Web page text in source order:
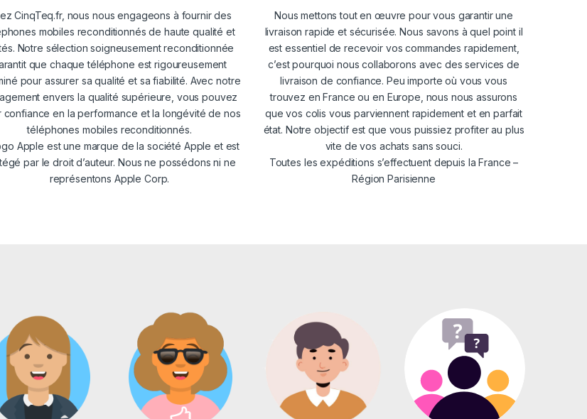
CinqTeq.fr, nous nous engageons à fournir des
mobiles reconditionnés de haute qualité et
Notre sélection soigneusement reconditionnée
que chaque téléphone est rigoureusement
pour assurer sa qualité et sa fiabilité. Avec notre
envers la qualité supérieure, vous pouvez
confiance en la performance et la longévité de nos
téléphones mobiles reconditionnés.
Apple est une marque de la société Apple et est
par le droit d’auteur. Nous ne possédons ni ne
représentons Apple Corp.
Nous mettons tout en œuvre pour vous garantir une
livraison rapide et sécurisée. Nous savons à quel point il
est essentiel de recevoir vos commandes rapidement,
c’est pourquoi nous collaborons avec des services de
livraison de confiance. Peu importe où vous vous
trouvez en France ou en Europe, nous nous assurons
que vos colis vous parviennent rapidement et en parfait
état. Notre objectif est que vous puissiez profiter au plus
vite de vos achats sans souci.
Toutes les expéditions s’effectuent depuis la France –
Région Parisienne